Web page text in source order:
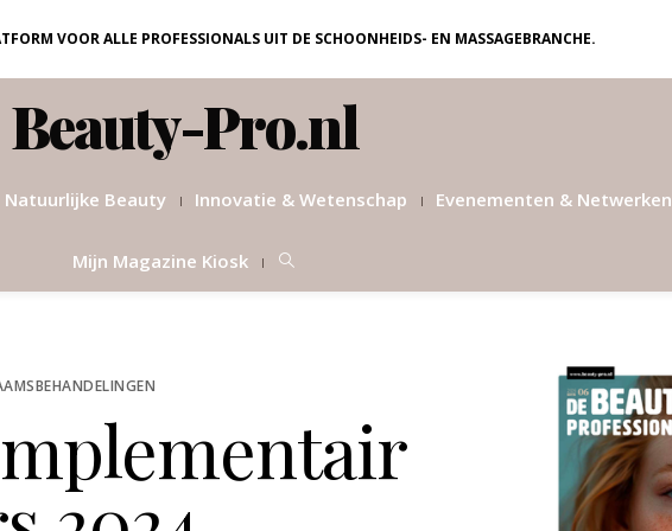
VOOR ALLE PROFESSIONALS UIT DE SCHOONHEIDS- EN MASSAGEBRANCHE.
Beauty-Pro.nl
Natuurlijke Beauty Innovatie & Wetenschap Evenementen & Netwerken
Mijn Magazine Kiosk